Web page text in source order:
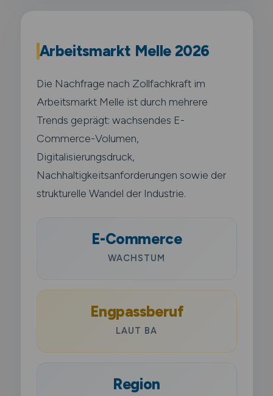
Arbeitsmarkt Melle 2026
Die Nachfrage nach Zollfachkraft im
Arbeitsmarkt Melle ist durch mehrere
Trends geprägt: wachsendes E-
Commerce-Volumen,
Digitalisierungsdruck,
Nachhaltigkeitsanforderungen sowie der
strukturelle Wandel der Industrie.
E-Commerce
WACHSTUM
Engpassberuf
LAUT BA
Region